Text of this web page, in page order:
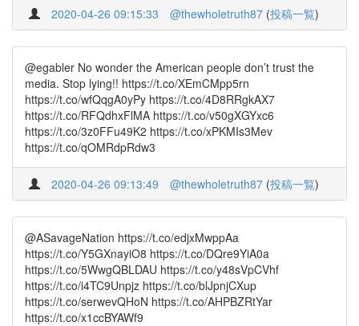
2020-04-26 09:15:33 @thewholetruth87 (投稿一覧)
@egabler No wonder the American people don’t trust the
media. Stop lying!! https://t.co/XEmCMpp5rn
https://t.co/wfQqgA0yPy https://t.co/4D8RRgkAX7
https://t.co/RFQdhxFlMA https://t.co/v50gXGYxc6
https://t.co/3z0FFu49K2 https://t.co/xPKMIs3Mev
https://t.co/qOMRdpRdw3
2020-04-26 09:13:49 @thewholetruth87 (投稿一覧)
@ASavageNation https://t.co/edjxMwppAa
https://t.co/Y5GXnayiO8 https://t.co/DQre9YiA0a
https://t.co/5WwgQBLDAU https://t.co/y48sVpCVhf
https://t.co/i4TC9Unpjz https://t.co/blJpnjCXup
https://t.co/serwevQHoN https://t.co/AHPBZRtYar
https://t.co/x1ccBYAWf9